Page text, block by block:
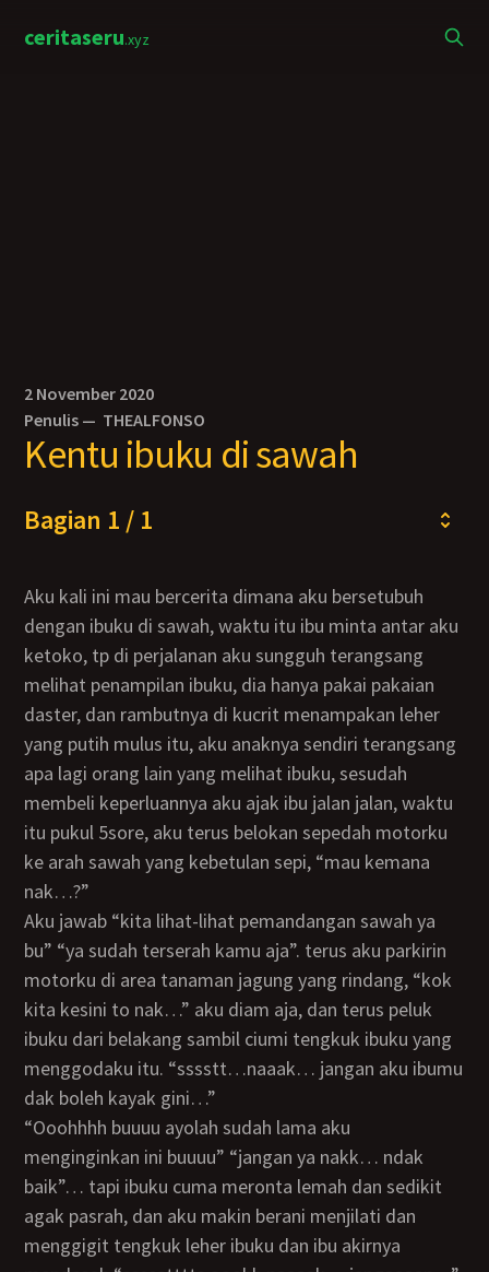
ceritaseru.xyz
2 November 2020
Penulis — THEALFONSO
Kentu ibuku di sawah
Bagian 1 / 1
aku kali ini mau bercerita dimana aku bersetubuh
dengan ibuku di sawah, waktu itu ibu minta antar aku
ketoko, tp di perjalanan aku sungguh terangsang
melihat penampilan ibuku, dia hanya pakai pakaian
daster, dan rambutnya di kucrit menampakan leher
yang putih mulus itu, aku anaknya sendiri terangsang
apa lagi orang lain yang melihat ibuku, sesudah
membeli keperluannya aku ajak ibu jalan jalan, waktu
itu pukul 5sore, aku terus belokan sepedah motorku
ke arah sawah yang kebetulan sepi, “mau kemana
nak…?”
aku jawab “kita lihat-lihat pemandangan sawah ya
bu” “ya sudah terserah kamu aja”. terus aku parkirin
motorku di area tanaman jagung yang rindang, “kok
kita kesini to nak…” aku diam aja, dan terus peluk
ibuku dari belakang sambil ciumi tengkuk ibuku yang
menggodaku itu. “sssstt…naaak… jangan aku ibumu
dak boleh kayak gini…”
“ooohhhh buuuu ayolah sudah lama aku
menginginkan ini buuuu” “jangan ya nakk… ndak
baik”… tapi ibuku cuma meronta lemah dan sedikit
agak pasrah, dan aku makin berani menjilati dan
menggigit tengkuk leher ibuku dan ibu akirnya